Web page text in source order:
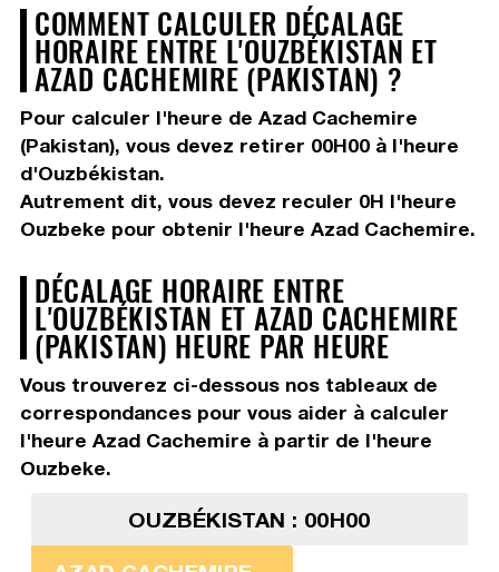
COMMENT CALCULER DÉCALAGE
HORAIRE ENTRE L'OUZBÉKISTAN ET
AZAD CACHEMIRE (PAKISTAN) ?
Pour calculer l'heure de Azad Cachemire
(Pakistan), vous devez retirer 00H00à l'heure
d'Ouzbékistan.
Autrement dit, vous devez reculer 0H l'heure
Ouzbeke pour obtenir l'heure Azad Cachemire.
DÉCALAGE HORAIRE ENTRE
L'OUZBÉKISTAN ET AZAD CACHEMIRE
(PAKISTAN) HEURE PAR HEURE
Vous trouverez ci-dessous nos tableaux de
correspondances pour vous aider à calculer
l'heure Azad Cachemire à partir de l'heure
Ouzbeke.
OUZBÉKISTAN : 00H00